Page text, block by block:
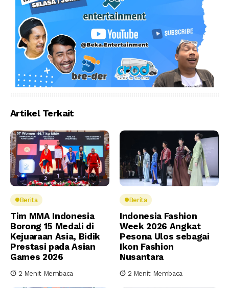
Artikel Terkait
Berita
Tim MMA Indonesia
Borong 15 Medali di
Kejuaraan Asia, Bidik
Prestasi pada Asian
Games 2026
2 Menit Membaca
Berita
Indonesia Fashion
Week 2026 Angkat
Pesona Ulos sebagai
Ikon Fashion
Nusantara
2 Menit Membaca